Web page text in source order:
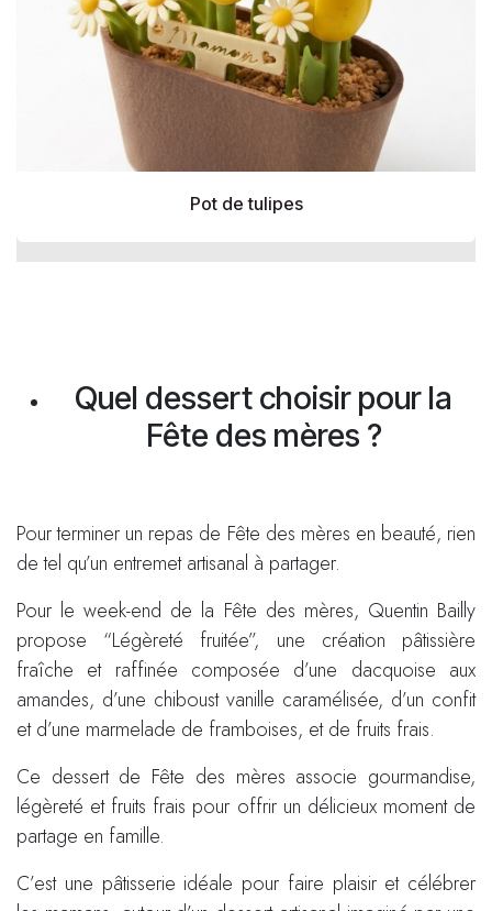
Pot de tulipes
Quel dessert choisir pour la
Fête des mères ?
Pour terminer un repas de Fête des mères en beauté, rien
de tel qu’un entremet artisanal à partager.
Pour le week-end de la Fête des mères, Quentin Bailly
propose “Légèreté fruitée”, une création pâtissière
fraîche et raffinée composée d’une dacquoise aux
amandes, d’une chiboust vanille caramélisée, d’un confit
et d’une marmelade de framboises, et de fruits frais.
Ce dessert de Fête des mères associe gourmandise,
légèreté et fruits frais pour offrir un délicieux moment de
partage en famille.
C’est une pâtisserie idéale pour faire plaisir et célébrer